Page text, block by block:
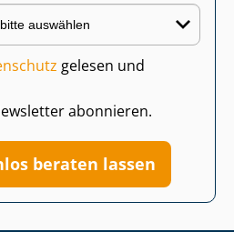
gelesen und
abonnieren.
beraten lassen